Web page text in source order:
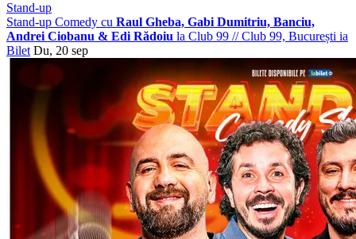
Stand-up
Stand-up Comedy cu Raul Gheba, Gabi Dumitriu, Banciu,
Andrei Ciobanu & Edi Rădoiu la Club 99 //Club 99, București ia
Bilet Du, 20 sep